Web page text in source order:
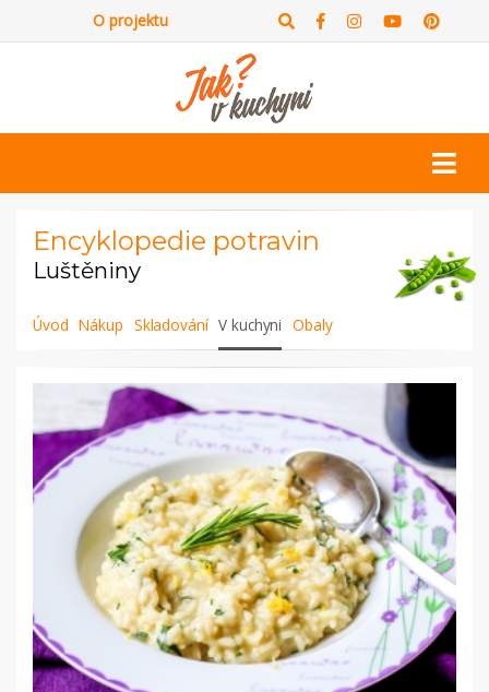
O projektu
Encyklopedie potravin
Luštěniny
Úvod Nákup Skladování V kuchyni Obaly